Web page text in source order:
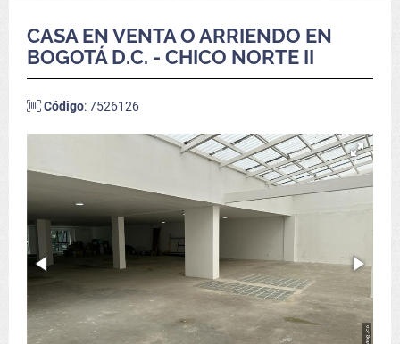
CASA EN VENTA O ARRIENDO EN
BOGOTÁ D.C. - CHICO NORTE II
Código: 7526126